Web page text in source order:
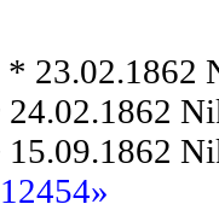
* 23.02.1862
24.02.1862
15.09.1862